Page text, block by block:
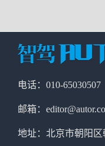
电话：010-65030507
邮箱：
地址：北京市朝阳区